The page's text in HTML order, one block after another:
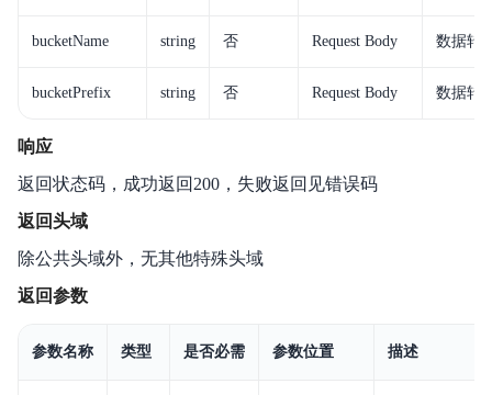
bucketName string 否 Request Body 数据转
bucketPrefix string 否 Request Body 数据转
响应
返回状态码，成功返回200，失败返回见错误码
返回头域
除公共头域外，无其他特殊头域
返回参数
参数名称 类型 是否必需 参数位置 描述